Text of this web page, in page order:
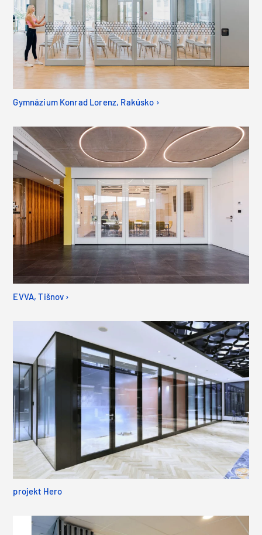
Gymnázium Konrad Lorenz, Rakúsko ›
EVVA, Tišnov ›
projekt Hero